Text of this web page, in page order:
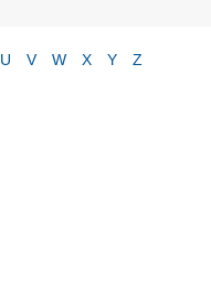
U V W X Y Z